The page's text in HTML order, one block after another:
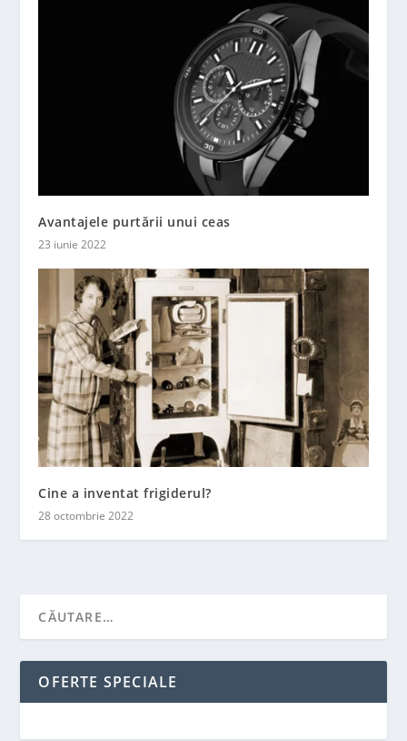
Avantajele purtării unui ceas
23 iunie 2022
Cine a inventat frigiderul?
28 octombrie 2022
OFERTE SPECIALE